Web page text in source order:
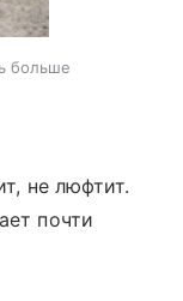
больше
не люфтит.
почти